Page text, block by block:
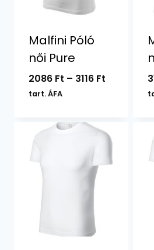
Malfini Póló
női Pure
2086 Ft – 3116 Ft
tart. ÁFA